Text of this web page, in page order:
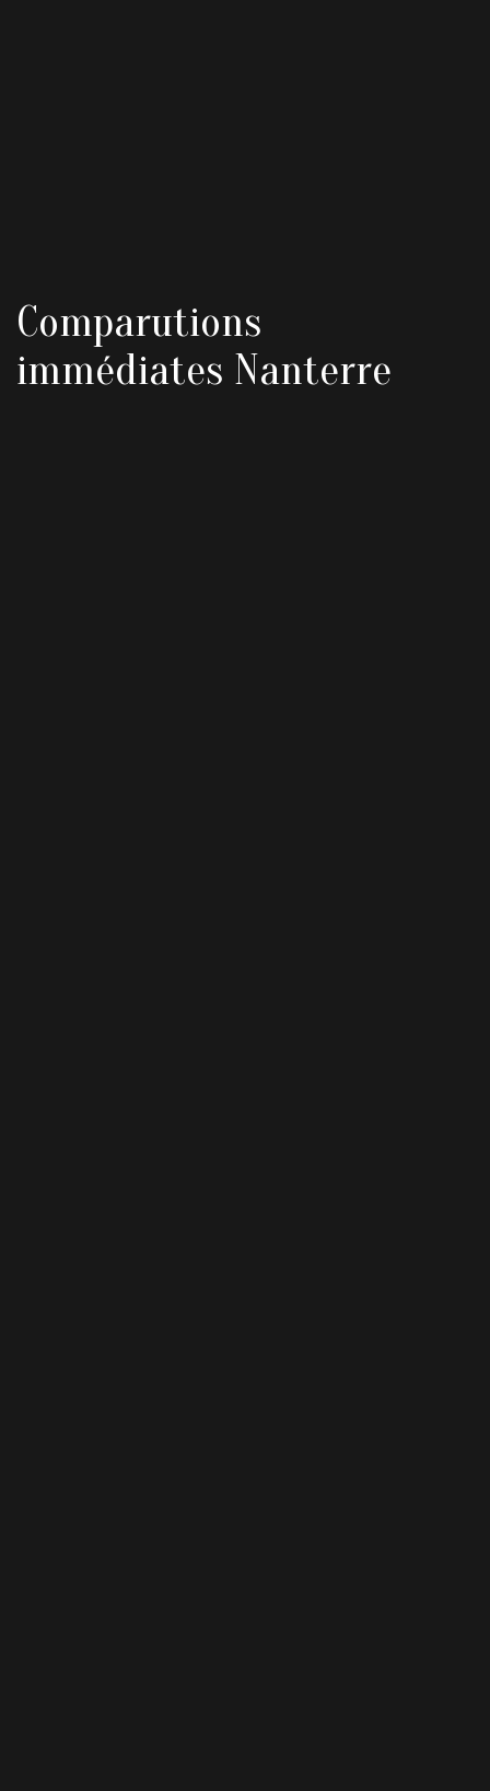
Comparutions
immédiates Nanterre